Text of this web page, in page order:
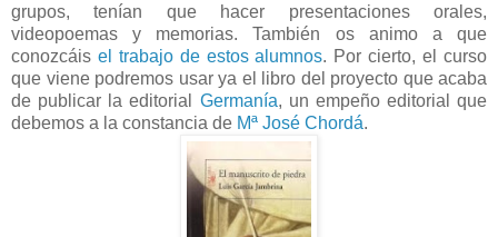
grupos, tenían que hacer presentaciones orales,
videopoemas y memorias. También os animo a que
conozcáis el trabajo de estos alumnos. Por cierto, el curso
que viene podremos usar ya el libro del proyecto que acaba
de publicar la editorial Germanía, un empeño editorial que
debemos a la constancia de Mª José Chordá.